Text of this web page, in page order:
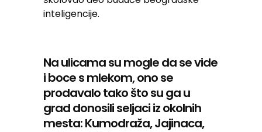
inteligencije.
Na ulicama su mogle da se vide
i boce s mlekom, ono se
prodavalo tako što su ga u
grad donosili seljaci iz okolnih
mesta: Kumodraža, Jajinaca,